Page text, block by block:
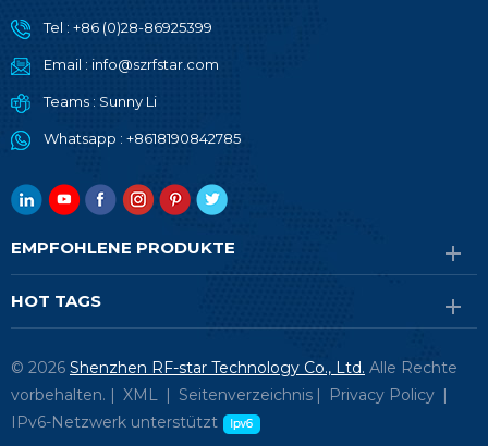
Tel : +86 (0)28-86925399
Email : info@szrfstar.com
Teams : Sunny Li
Whatsapp : +8618190842785
EMPFOHLENE PRODUKTE
HOT TAGS
© 2026 Shenzhen RF-star Technology Co., Ltd. Alle Rechte
vorbehalten. | XML | Seitenverzeichnis | Privacy Policy |
IPv6-Netzwerk unterstützt